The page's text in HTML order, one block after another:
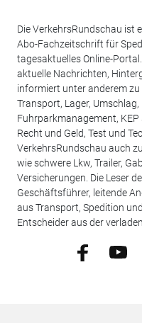
Die VerkehrsRundschau ist
Abo-Fachzeitschrift für
tagesaktuelles Online-
aktuelle Nachrichten,
informiert unter anderem
Transport, Lager,
Fuhrparkmanagement,
Recht und Geld, Test und
VerkehrsRundschau auch
wie schwere Lkw, Trailer,
Versicherungen. Die Leser
Geschäftsführer, leitende
aus Transport, Spedition
Entscheider aus der